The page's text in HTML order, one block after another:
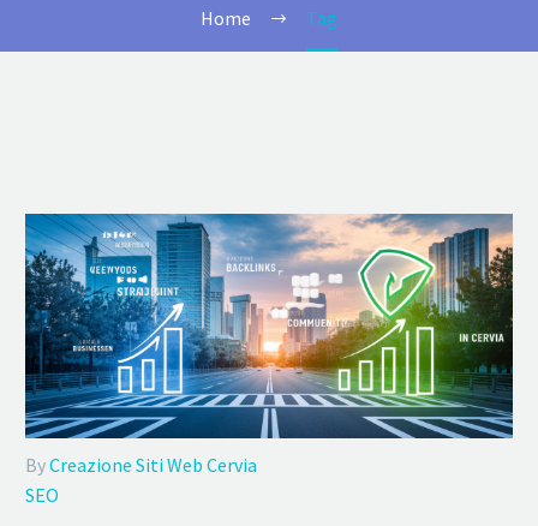
Home Tag
ByCreazione Siti Web Cervia
SEO